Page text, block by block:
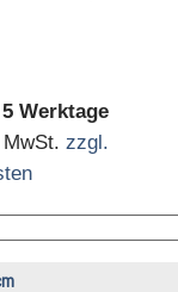
Werktage
zzgl.